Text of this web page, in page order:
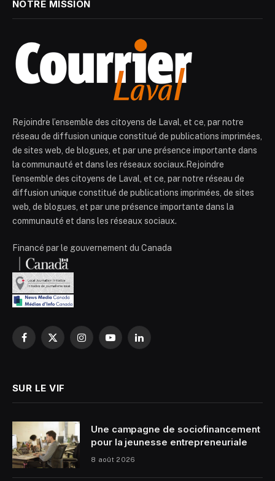
NOTRE MISSION
Rejoindre l’ensemble des citoyens de Laval, et ce, par notre
réseau de diffusion unique constitué de publications imprimées,
de sites web, de blogues, et par une présence importante dans
la communauté et dans les réseaux sociaux.Rejoindre
l’ensemble des citoyens de Laval, et ce, par notre réseau de
diffusion unique constitué de publications imprimées, de sites
web, de blogues, et par une présence importante dans la
communauté et dans les réseaux sociaux.
Financé par le gouvernement du Canada
Facebook
X
InstagramYouTubeLinkedIn
SUR LE VIF
Une campagne de sociofinancement
pour la jeunesse entrepreneuriale
8 août 2026